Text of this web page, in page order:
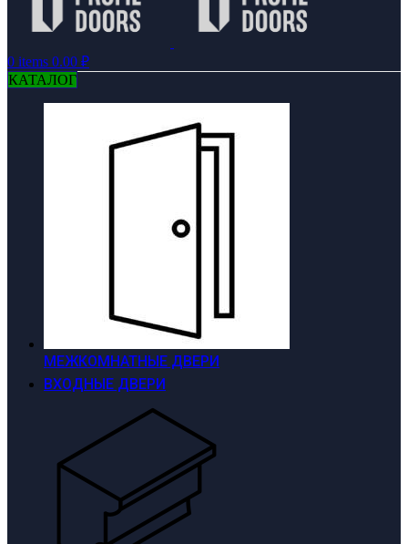
0 items 0.00 ₽
КАТАЛОГ
МЕЖКОМНАТНЫЕ ДВЕРИ
ВХОДНЫЕ ДВЕРИ